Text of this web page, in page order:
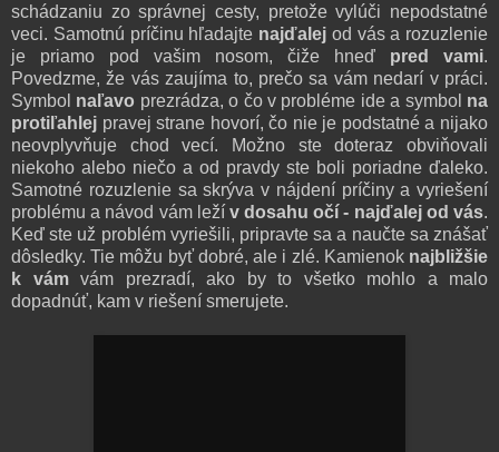
schádzaniu zo správnej cesty, pretože vylúči nepodstatné
veci. Samotnú príčinu hľadajte najďalej od vás a rozuzlenie
je priamo pod vašim nosom, čiže hneď pred vami.
Povedzme, že vás zaujíma to, prečo sa vám nedarí v práci.
Symbol naľavo prezrádza, o čo v probléme ide a symbol na
protiľahlej pravej strane hovorí, čo nie je podstatné a nijako
neovplyvňuje chod vecí. Možno ste doteraz obviňovali
niekoho alebo niečo a od pravdy ste boli poriadne ďaleko.
Samotné rozuzlenie sa skrýva v nájdení príčiny a vyriešení
problému a návod vám leží v dosahu očí - najďalej od vás.
Keď ste už problém vyriešili, pripravte sa a naučte sa znášať
dôsledky. Tie môžu byť dobré, ale i zlé. Kamienok najbližšie
k vámvám prezradí, ako by to všetko mohlo a malo
dopadnúť, kam v riešení smerujete.